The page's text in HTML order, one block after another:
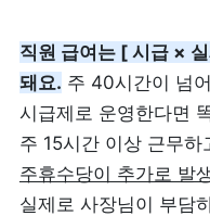
상담 받기
제품 도입 문의
사용 중 기능 문의
직원 급여는 [ 시급 ×
돼요. 주 40시간이 넘
시급제로 운영한다면
주휴수당이 추가로 발
실제로 사장님이 부담